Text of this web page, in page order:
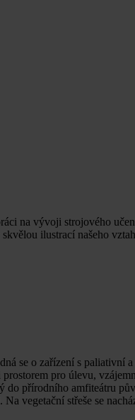
na vývoji strojového
ilustrací našeho
se o zařízení s paliativní
pro úlevu,
přírodního amfiteátru
vegetační střeše se